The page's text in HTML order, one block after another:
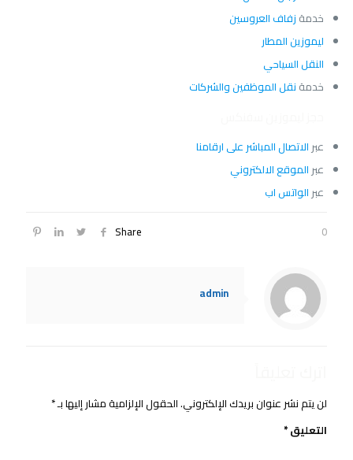
خدمة زفاف العروسين
ليموزين المطار
النقل السياحي
خدمة نقل الموظفين والشركات
عبر الاتصال المباشر على ارقامنا
عبر الموقع الالكتروني
عبر الواتس اب
Share 0
admin
لن يتم نشر عنوان بريدك الإلكتروني.الحقول الإلزامية مشار إليها بـ*
التعليق*